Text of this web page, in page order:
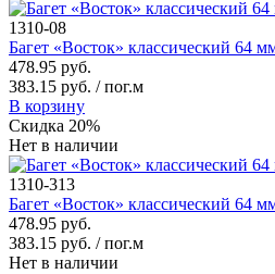
1310-08
Багет «Восток» классический 64
478.95 руб.
383.15 руб. / пог.м
В корзину
Скидка 20%
Нет в наличии
1310-313
Багет «Восток» классический 64
478.95 руб.
383.15 руб. / пог.м
Нет в наличии